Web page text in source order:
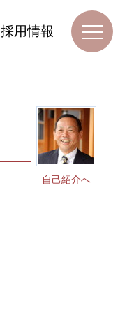
採用情報
自己紹介へ